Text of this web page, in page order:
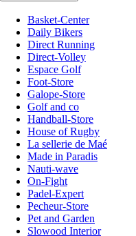
Basket-Center
Daily Bikers
Direct Running
Direct-Volley
Espace Golf
Foot-Store
Galope-Store
Golf and co
Handball-Store
House of Rugby
La sellerie de Maé
Made in Paradis
Nauti-wave
On-Fight
Padel-Expert
Pecheur-Store
Pet and Garden
Slowood Interior